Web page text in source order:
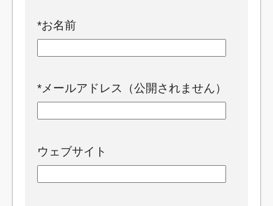
*お名前
*メールアドレス（公開されません）
ウェブサイト